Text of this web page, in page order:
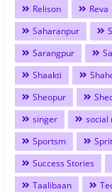
Relison
Reva
Saharanpur
Sarangpur
Shaakti
Sheopur
singer
social
Sportsm
Success Stories
Taalibaan